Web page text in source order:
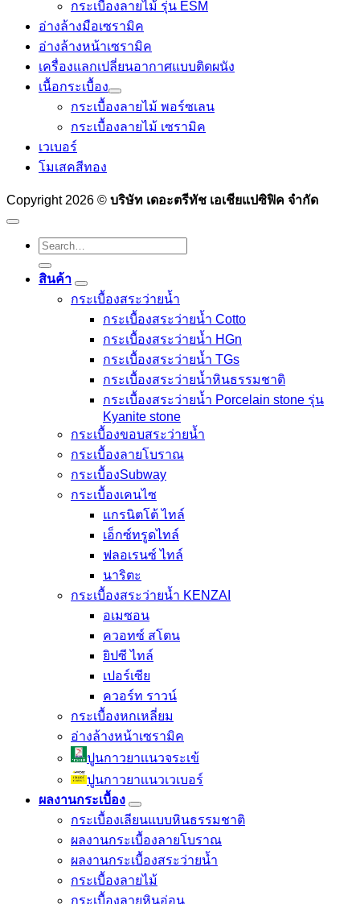
กระเบื้องลายไม้ รุ่น ESM
อ่างล้างมือเซรามิค
อ่างล้างหน้าเซรามิค
เครื่องแลกเปลี่ยนอากาศแบบติดผนัง
เนื้อกระเบื้อง
กระเบื้องลายไม้ พอร์ซเลน
กระเบื้องลายไม้ เซรามิค
เวเบอร์
โมเสคสีทอง
Copyright 2026 © บริษัท เดอะตรีทัช เอเชียแปซิฟิค จำกัด
Search
for:
สินค้า
กระเบื้องสระว่ายนํ้า
กระเบื้องสระว่ายน้ำ Cotto
กระเบื้องสระว่ายน้ำ HGn
กระเบื้องสระว่ายน้ำ TGs
กระเบื้องสระว่ายน้ำหินธรรมชาติ
กระเบื้องสระว่ายนํ้า Porcelain stone รุ่น
Kyanite stone
กระเบื้องขอบสระว่ายน้ำ
กระเบื้องลายโบราณ
กระเบื้องSubway
กระเบื้องเคนไซ
แกรนิตโต้ ไทล์
เอ็กซ์ทรูดไทล์
ฟลอเรนซ์ ไทล์
นาริตะ
กระเบื้องสระว่ายน้ำ KENZAI
อเมซอน
ควอทซ์ สโตน
ยิปซี ไทล์
เปอร์เซีย
ควอร์ท ราวน์
กระเบื้องหกเหลี่ยม
อ่างล้างหน้าเซรามิค
ปูนกาวยาเเนวจระเข้
ปูนกาวยาเเนวเวเบอร์
ผลงานกระเบื้อง
กระเบื้องเลียนแบบหินธรรมชาติ
ผลงานกระเบื้องลายโบราณ
ผลงานกระเบื้องสระว่ายนํ้า
กระเบื้องลายไม้
กระเบื้องลายหินอ่อน